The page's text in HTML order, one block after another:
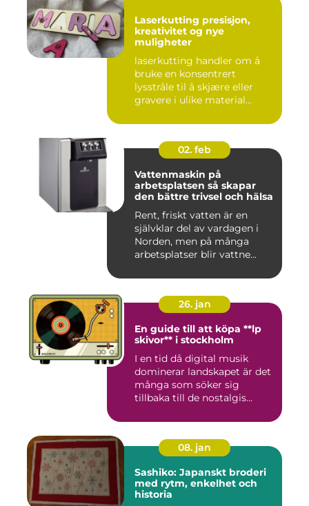
Laserkutting presisjon,
kreativitet og nye
muligheter
laserkutting handler om å
bruke en konsentrert
lysstråle til å skjære eller
gravere i ulike material...
02. feb
Vattenmaskin på
arbetsplatsen så skapar
den bättre trivsel och hälsa
Rent, friskt vatten är en
självklar del av vardagen i
Norden, men på många
arbetsplatser blir vattne...
26. jan
En guide till att köpa **lp
skivor** i stockholm
I en tid då digital musik
dominerar landskapet är det
många som söker sig
tillbaka till de nostalgis...
08. jan
Sashiko: Japanskt broderi
med rytm, enkelhet och
historia